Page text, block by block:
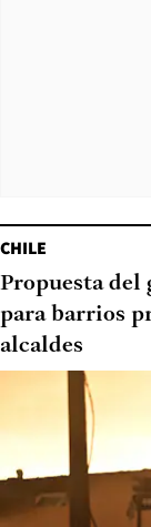
CHILE
Propuesta del
para barrios
alcaldes